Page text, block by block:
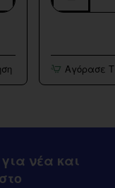
Elux
20mg
10mlΑγόρασε
νέα και